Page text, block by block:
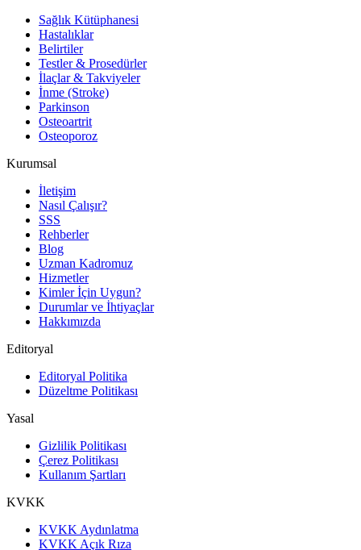
Sağlık Kütüphanesi
Hastalıklar
Belirtiler
Testler & Prosedürler
İlaçlar & Takviyeler
İnme (Stroke)
Parkinson
Osteoartrit
Osteoporoz
Kurumsal
İletişim
Nasıl Çalışır?
SSS
Rehberler
Blog
Uzman Kadromuz
Hizmetler
Kimler İçin Uygun?
Durumlar ve İhtiyaçlar
Hakkımızda
Editoryal
Editoryal Politika
Düzeltme Politikası
Yasal
Gizlilik Politikası
Çerez Politikası
Kullanım Şartları
KVKK
KVKK Aydınlatma
KVKK Açık Rıza